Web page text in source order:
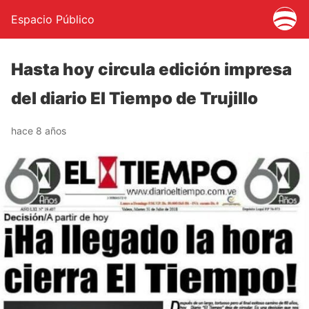
Espacio Público
Hasta hoy circula edición impresa
del diario El Tiempo de Trujillo
hace 8 años